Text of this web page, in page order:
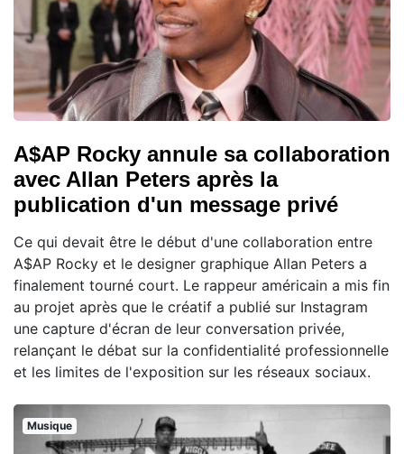
A$AP Rocky annule sa collaboration
avec Allan Peters après la
publication d'un message privé
Ce qui devait être le début d'une collaboration entre
A$AP Rocky et le designer graphique Allan Peters a
finalement tourné court. Le rappeur américain a mis fin
au projet après que le créatif a publié sur Instagram
une capture d'écran de leur conversation privée,
relançant le débat sur la confidentialité professionnelle
et les limites de l'exposition sur les réseaux sociaux.
Musique